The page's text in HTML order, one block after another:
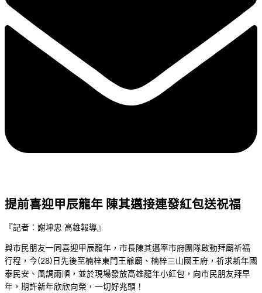
提前喜迎甲辰龍年 陳其邁接連發紅包送祝福
『記者：謝坤忠 高雄報導』
與市民朋友一同喜迎甲辰龍年，市長陳其邁率市府團隊啟動拜廟祈福
行程，今(28)日先後至楠梓東門王爺廟、楠梓三山國王府，祈求新年國
泰民安、風調雨順，並於現場發放高雄龍年小紅包，向市民朋友拜早
年，期許新年欣欣向榮，一切好兆頭！